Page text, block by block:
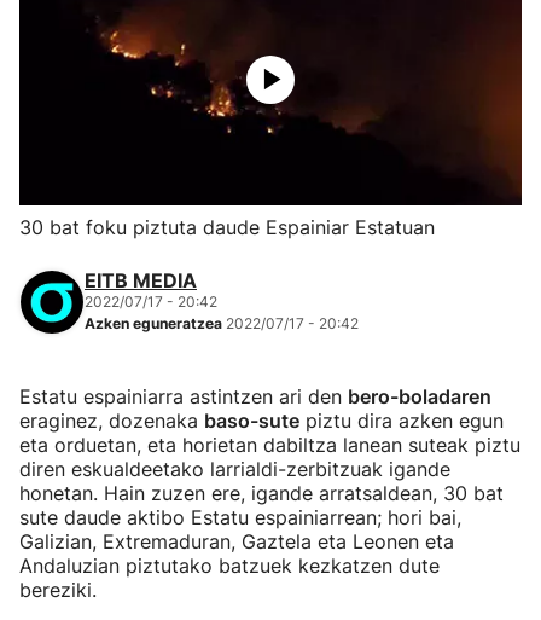
30 bat foku piztuta daude Espainiar Estatuan
EITB MEDIA
2022/07/17 - 20:42
Azken eguneratzea 2022/07/17 - 20:42
Estatu espainiarra astintzen ari den bero-boladaren
eraginez, dozenaka baso-sute piztu dira azken egun
eta orduetan, eta horietan dabiltza lanean suteak piztu
diren eskualdeetako larrialdi-zerbitzuak igande
honetan. Hain zuzen ere, igande arratsaldean, 30 bat
sute daude aktibo Estatu espainiarrean; hori bai,
Galizian, Extremaduran, Gaztela eta Leonen eta
Andaluzian piztutako batzuek kezkatzen dute
bereziki.